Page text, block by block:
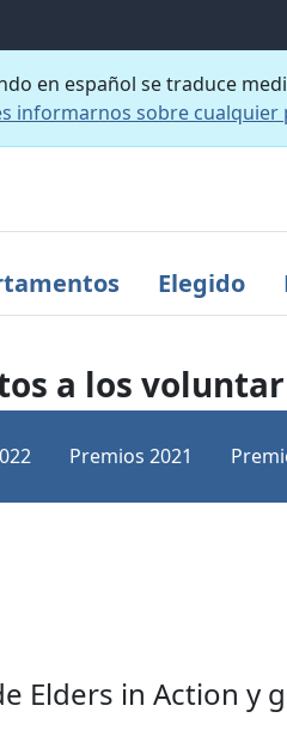
en español se traduce
informarnos sobre cualquier
Elegido
a los
Premios 2021
Elders in Action